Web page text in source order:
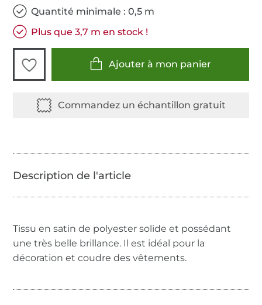
Quantité minimale : 0,5 m
Plus que 3,7 m en stock !
Ajouter à mon panier
Tissu en satin de polyester solide et possédant
une très belle brillance. Il est idéal pour la
décoration et coudre des vêtements.